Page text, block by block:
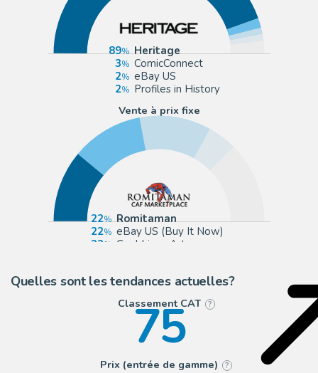
89
Heritage
3
ComicConnect
2
eBay US
2
Profiles in History
Vente à prix fixe
22
Romitaman
22
eBay US (Buy It Now)
22
Cool Lines Art
Quelles sont les tendances actuelles?
Classement CAT ?
75
Prix (entrée de gamme) ?